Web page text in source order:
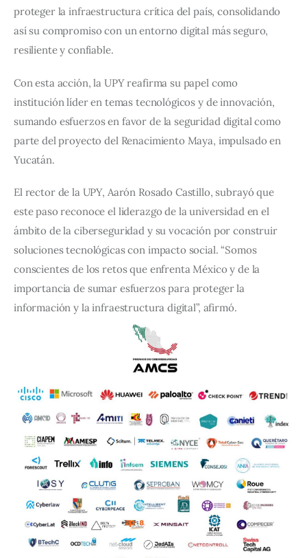
proteger la infraestructura crítica del país, consolidando
así su compromiso con un entorno digital más seguro,
resiliente y confiable.
Con esta acción, la UPY reafirma su papel como
institución líder en temas tecnológicos y de innovación,
sumando esfuerzos en favor de la seguridad digital como
parte del proyecto del Renacimiento Maya, impulsado en
Yucatán.
El rector de la UPY, Aarón Rosado Castillo, subrayó que
este paso reconoce el liderazgo de la universidad en el
ámbito de la ciberseguridad y su vocación por construir
soluciones tecnológicas con impacto social. “Somos
conscientes de los retos que enfrenta México y de la
importancia de sumar esfuerzos para proteger la
información y la infraestructura digital”, afirmó.